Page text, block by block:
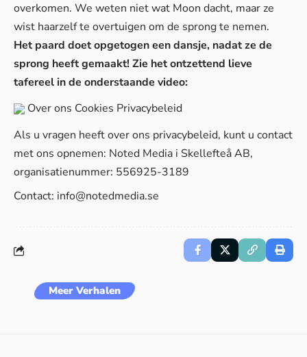
overkomen. We weten niet wat Moon dacht, maar ze
wist haarzelf te overtuigen om de sprong te nemen.
Het paard doet opgetogen een dansje, nadat ze de
sprong heeft gemaakt! Zie het ontzettend lieve
tafereel in de onderstaande video:
Over ons Cookies Privacybeleid
Als u vragen heeft over ons privacybeleid, kunt u contact
met ons opnemen: Noted Media i Skellefteå AB,
organisatienummer: 556925-3189
Contact: info@notedmedia.se
Meer Verhalen